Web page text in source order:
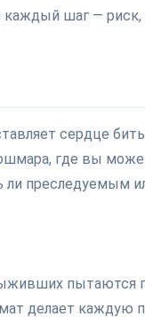
каждый шаг —
сердце
где вы
преследуемым
пытаются
делает каждую